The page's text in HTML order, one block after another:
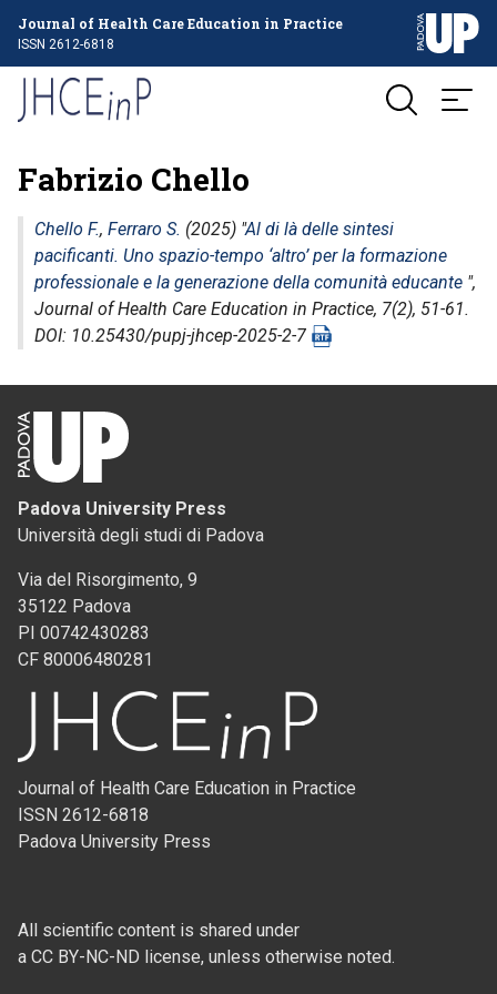
Journal of Health Care Education in Practice
ISSN 2612-6818
Fabrizio Chello
Chello F., Ferraro S. (2025) "Al di là delle sintesi
pacificanti. Uno spazio-tempo ‘altro’ per la formazione
professionale e la generazione della comunità educante ",
Journal of Health Care Education in Practice, 7(2), 51-61.
DOI: 10.25430/pupj-jhcep-2025-2-7
Padova University Press
Università degli studi di Padova
Via del Risorgimento, 9
35122 Padova
PI 00742430283
CF 80006480281
Journal of Health Care Education in Practice
ISSN 2612-6818
Padova University Press
All scientific content is shared under
a CC BY-NC-ND license, unless otherwise noted.